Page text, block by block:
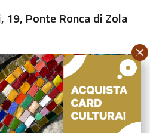
19, Ponte Ronca di Zola